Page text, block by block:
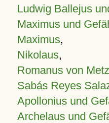
Ludwig Ballejus
Maximus und
Maximus,
Nikolaus,
Romanus von Metz
Sabás Reyes
Apollonius und
Archelaus und